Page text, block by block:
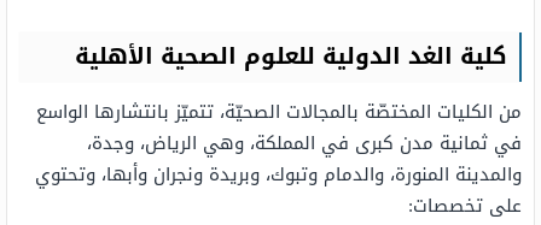
كلية الغد الدولية للعلوم الصحية الأهلية
من الكليات المختصّة بالمجالات الصحيّة، تتميّز بانتشارها الواسع
في ثمانية مدن كبرى في المملكة، وهي الرياض، وجدة،
والمدينة المنورة، والدمام وتبوك، وبريدة ونجران وأبها، وتحتوي
على تخصصات: